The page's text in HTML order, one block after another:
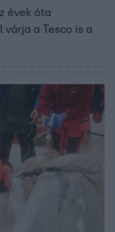
évek óta
a Tesco is a